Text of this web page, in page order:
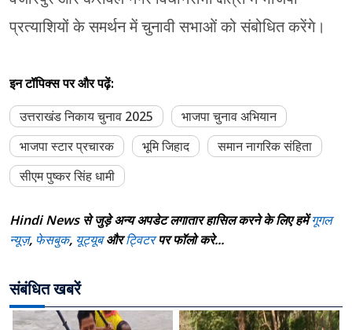
प्रत्याशियों के समर्थन में चुनावी सभाओं को संबोधित करेंगे।
इन टॉपिक्स पर और पढ़ें:
उत्तराखंड निकाय चुनाव 2025
भाजपा चुनाव अभियान
भाजपा स्टार प्रचारक
भूमि जिहाद
समान नागरिक संहिता
सीएम पुष्कर सिंह धामी
Hindi News से जुड़े अन्य अपडेट लगातार हासिल करने के लिए हमेंगूगल
न्यूज़, फेसबुक, यूट्यूबऔरट्विटरपर फॉलो करे...
संबंधित खबरें